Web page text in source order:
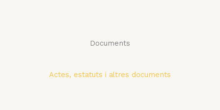
Documents
Actes, estatuts i altres documents